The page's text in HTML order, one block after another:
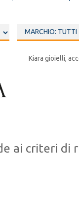
Kiara gioielli,
ai criteri di